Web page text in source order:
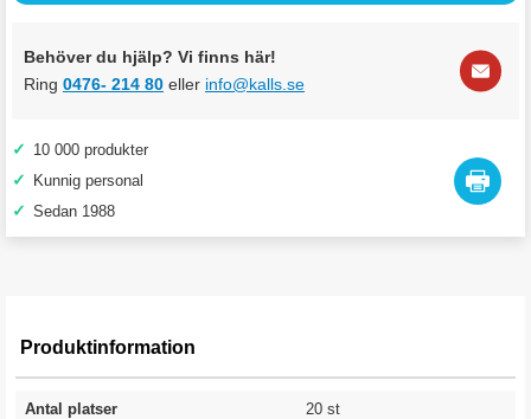
Behöver du hjälp? Vi finns här!
Ring 0476- 214 80 eller info@kalls.se
✓ 10 000 produkter
✓ Kunnig personal
✓ Sedan 1988
Produktinformation
Antal platser 20 st